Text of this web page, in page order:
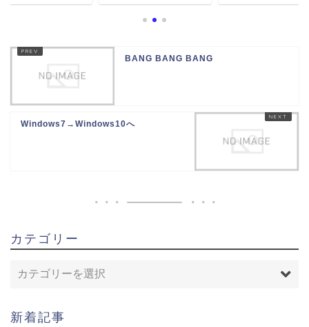
BANG BANG BANG
Windows7→Windows10へ
カテゴリー
新着記事